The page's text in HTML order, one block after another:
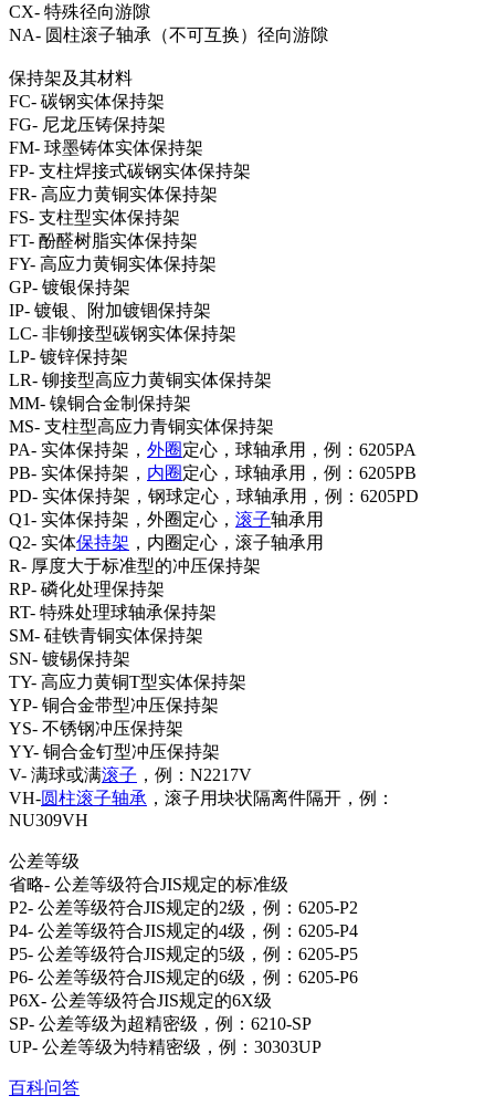
CX- 特殊径向游隙
NA- 圆柱滚子轴承（不可互换）径向游隙
保持架及其材料
FC- 碳钢实体保持架
FG- 尼龙压铸保持架
FM- 球墨铸体实体保持架
FP- 支柱焊接式碳钢实体保持架
FR- 高应力黄铜实体保持架
FS- 支柱型实体保持架
FT- 酚醛树脂实体保持架
FY- 高应力黄铜实体保持架
GP- 镀银保持架
IP- 镀银、附加镀锢保持架
LC- 非铆接型碳钢实体保持架
LP- 镀锌保持架
LR- 铆接型高应力黄铜实体保持架
MM- 镍铜合金制保持架
MS- 支柱型高应力青铜实体保持架
PA- 实体保持架， 外圈定心，球轴承用，例：6205PA
PB- 实体保持架， 内圈定心，球轴承用，例：6205PB
PD- 实体保持架，钢球定心，球轴承用，例：6205PD
Q1- 实体保持架，外圈定心， 滚子轴承用
Q2- 实体保持架 ，内圈定心，滚子轴承用
R- 厚度大于标准型的冲压保持架
RP- 磷化处理保持架
RT- 特殊处理球轴承保持架
SM- 硅铁青铜实体保持架
SN- 镀锡保持架
TY- 高应力黄铜T型实体保持架
YP- 铜合金带型冲压保持架
YS- 不锈钢冲压保持架
YY- 铜合金钉型冲压保持架
V- 满球或满滚子 ，例：N2217V
VH-圆柱滚子轴承 ，滚子用块状隔离件隔开，例：
NU309VH
公差等级
省略- 公差等级符合JIS规定的标准级
P2- 公差等级符合JIS规定的2级，例：6205-P2
P4- 公差等级符合JIS规定的4级，例：6205-P4
P5- 公差等级符合JIS规定的5级，例：6205-P5
P6- 公差等级符合JIS规定的6级，例：6205-P6
P6X- 公差等级符合JIS规定的6X级
SP- 公差等级为超精密级，例：6210-SP
UP- 公差等级为特精密级，例：30303UP
百科问答